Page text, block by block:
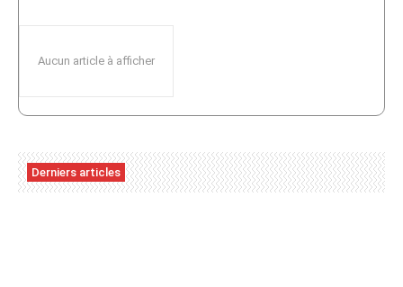
Aucun article à afficher
Derniers articles